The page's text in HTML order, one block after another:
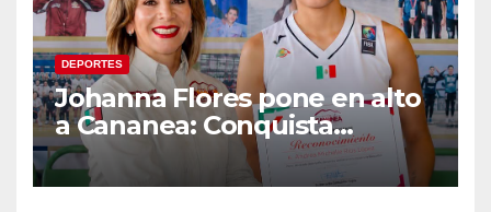
DEPORTES
Johanna Flores pone en alto
a Cananea: Conquista
medalla de plata con la
Selección Mexicana Sub-20